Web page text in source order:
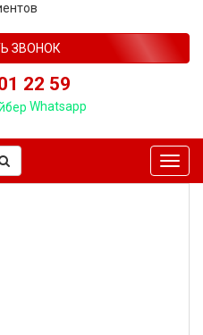
ЗВОНОК
22 59
Whatsapp